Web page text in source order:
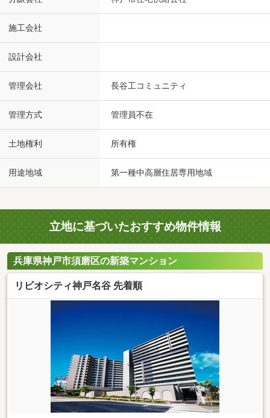
施工会社
設計会社
管理会社 長谷工コミュニティ
管理方式 管理員不在
土地権利 所有権
用途地域 第一種中高層住居専用地域
立地に基づいたおすすめ物件情報
兵庫県神戸市須磨区の新築マンション
リビオシティ神戸名谷 先着順